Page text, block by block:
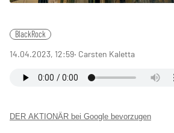
BlackRock
14.04.2023, 12:59‧ Carsten Kaletta
DER AKTIONÄR bei Google bevorzugen